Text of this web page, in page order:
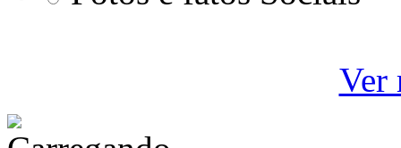
Ver